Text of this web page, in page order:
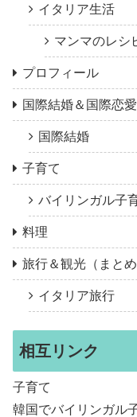
イタリア生活
マンマのレシ
プロフィール
国際結婚＆国際恋愛
国際結婚
子育て
バイリンガル子
料理
旅行＆観光（まとめ
イタリア旅行
相互リンク
子育て
韓国でバイリンガル